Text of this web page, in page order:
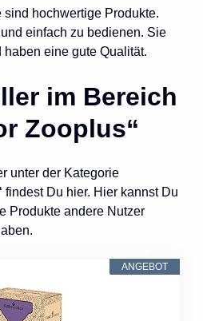
hochwertige Produkte.
einfach zu bedienen. Sie
eine gute Qualität.
im Bereich
Zooplus“
unter der Kategorie
findest Du hier. Hier kannst Du
Produkte andere Nutzer
ANGEBOT